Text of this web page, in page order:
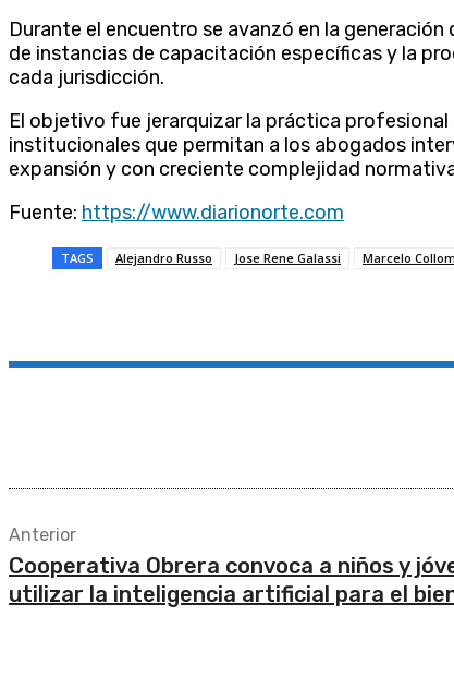
Durante el encuentro se avanzó en la
de instancias de capacitación específicas y la
cada jurisdicción.
El objetivo fue jerarquizar la práctica
institucionales que permitan a los abogados
expansión y con creciente complejidad
Fuente: https://www.diarionorte.com
TAGS Alejandro Russo Jose Rene Galassi Marcelo
Anterior
Cooperativa Obrera convoca a niños y
utilizar la inteligencia artificial para el